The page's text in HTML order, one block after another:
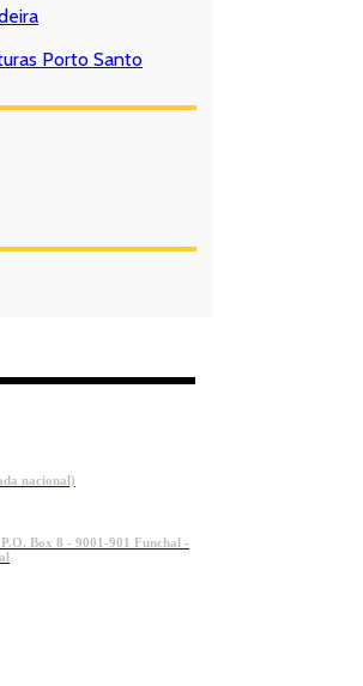
Porto Santo
nacional)
Box 8 - 9001-901 Funchal -